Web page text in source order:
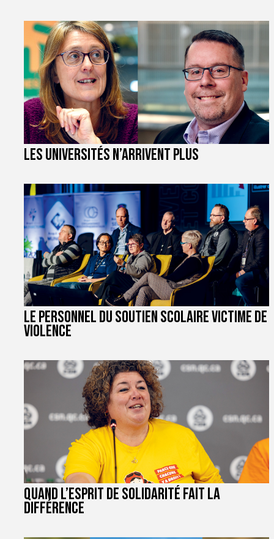
Les universités n’arrivent plus
Le personnel du soutien scolaire victime de
violence
Quand l’esprit de solidarité fait la
différence